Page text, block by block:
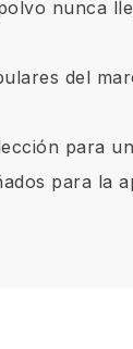
nunca
del
para
para la